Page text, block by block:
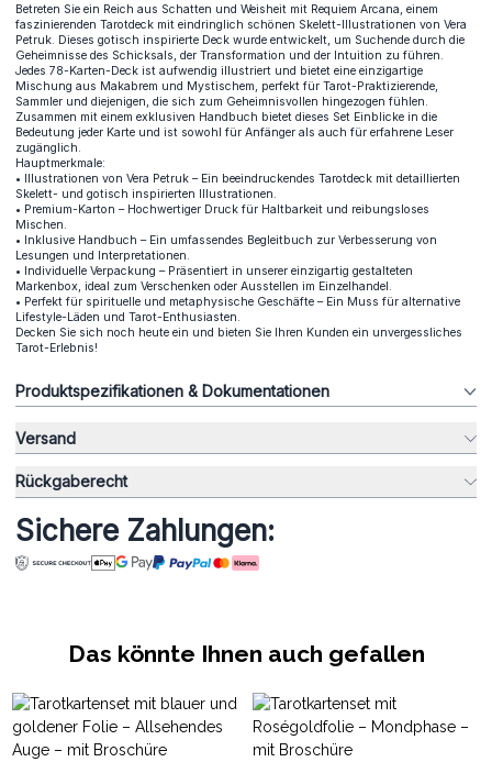
Betreten Sie ein Reich aus Schatten und Weisheit mit Requiem Arcana, einem
faszinierenden Tarotdeck mit eindringlich schönen Skelett-Illustrationen von Vera
Petruk. Dieses gotisch inspirierte Deck wurde entwickelt, um Suchende durch die
Geheimnisse des Schicksals, der Transformation und der Intuition zu führen.
Jedes 78-Karten-Deck ist aufwendig illustriert und bietet eine einzigartige
Mischung aus Makabrem und Mystischem, perfekt für Tarot-Praktizierende,
Sammler und diejenigen, die sich zum Geheimnisvollen hingezogen fühlen.
Zusammen mit einem exklusiven Handbuch bietet dieses Set Einblicke in die
Bedeutung jeder Karte und ist sowohl für Anfänger als auch für erfahrene Leser
zugänglich.
Hauptmerkmale:
• Illustrationen von Vera Petruk – Ein beeindruckendes Tarotdeck mit detaillierten
Skelett- und gotisch inspirierten Illustrationen.
• Premium-Karton – Hochwertiger Druck für Haltbarkeit und reibungsloses
Mischen.
• Inklusive Handbuch – Ein umfassendes Begleitbuch zur Verbesserung von
Lesungen und Interpretationen.
• Individuelle Verpackung – Präsentiert in unserer einzigartig gestalteten
Markenbox, ideal zum Verschenken oder Ausstellen im Einzelhandel.
• Perfekt für spirituelle und metaphysische Geschäfte – Ein Muss für alternative
Lifestyle-Läden und Tarot-Enthusiasten.
Decken Sie sich noch heute ein und bieten Sie Ihren Kunden ein unvergessliches
Tarot-Erlebnis!
Produktspezifikationen & Dokumentationen
Versand
Rückgaberecht
Sichere Zahlungen:
Das könnte Ihnen auch gefallen